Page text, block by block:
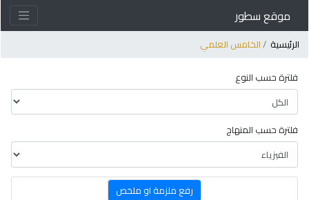
موقع سطور
الرئيسية الخامس العلمي
فلترة حسب النوع
فلترة حسب المنهاج
رفع ملزمة او ملخص